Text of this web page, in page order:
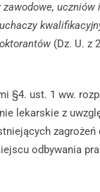
uczniów
(Dz. U. z
§4. ust. 1 ww.
lekarskie z
zagrożeń
odbywania